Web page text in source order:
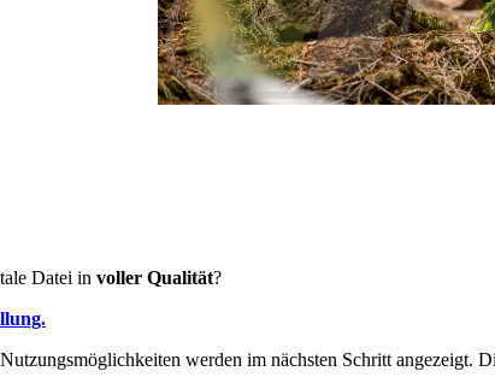
Datei in voller Qualität?
werden im nächsten Schritt angezeigt.